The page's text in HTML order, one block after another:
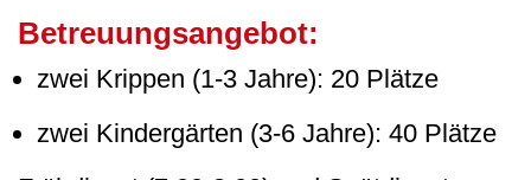
Betreuungsangebot:
zwei Krippen (1-3 Jahre): 20 Plätze
zwei Kindergärten (3-6 Jahre): 40 Plätze